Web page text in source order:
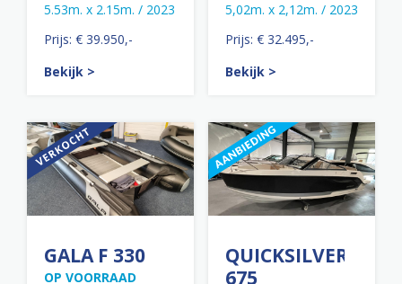
5.53m. x 2.15m. / 2023
Prijs: € 39.950,-
Bekijk >
5,02m. x 2,12m. / 2023
Prijs: € 32.495,-
Bekijk >
GALA F 330
OP VOORRAAD
QUICKSILVER
675